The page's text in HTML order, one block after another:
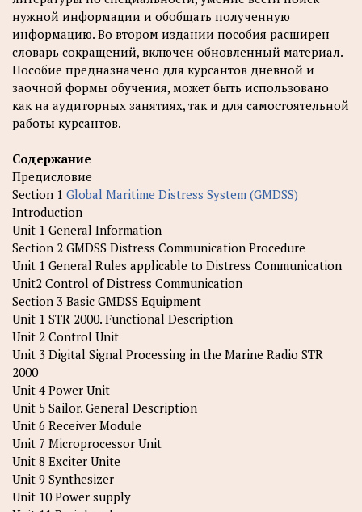
нужной информации и обобщать полученную
информацию. Во втором издании пособия расширен
словарь сокращений, включен обновленный материал.
Пособие предназначено для курсантов дневной и
заочной формы обучения, может быть использовано
как на аудиторных занятиях, так и для самостоятельной
работы курсантов.
Содержание
Предисловие
Section 1 Global Maritime Distress System (GMDSS)
Introduction
Unit 1 General Information
Section 2 GMDSS Distress Communication Procedure
Unit 1 General Rules applicable to Distress Communication
Unit2 Control of Distress Communication
Section 3 Basic GMDSS Equipment
Unit 1 STR 2000. Functional Description
Unit 2 Control Unit
Unit 3 Digital Signal Processing in the Marine Radio STR
2000
Unit 4 Power Unit
Unit 5 Sailor. General Description
Unit 6 Receiver Module
Unit 7 Microprocessor Unit
Unit 8 Exciter Unite
Unit 9 Synthesizer
Unit 10 Power supply